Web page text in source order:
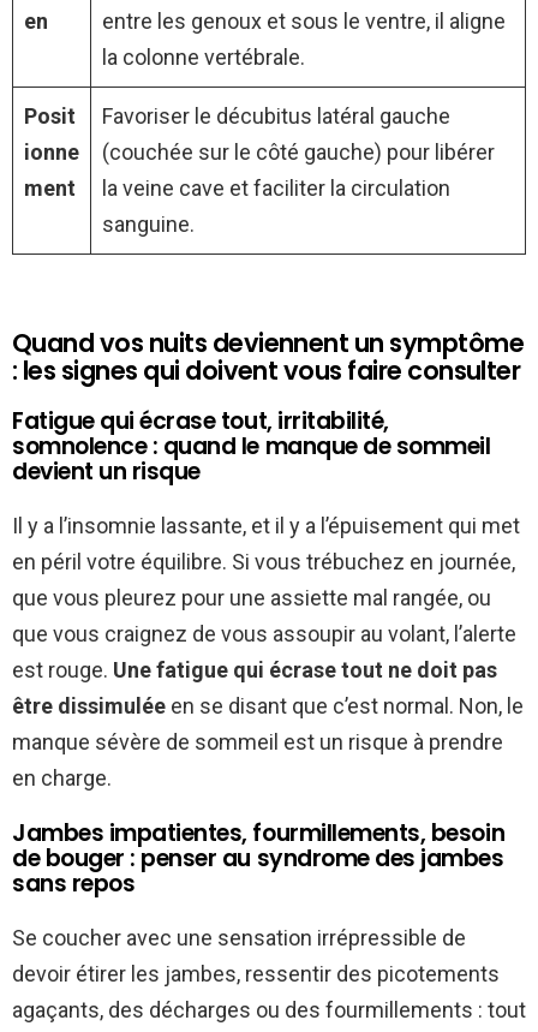
en
entre les genoux et sous le ventre, il aligne
la colonne vertébrale.
Posit
ionne
ment
Favoriser le décubitus latéral gauche
(couchée sur le côté gauche) pour libérer
la veine cave et faciliter la circulation
sanguine.
Quand vos nuits deviennent un symptôme
: les signes qui doivent vous faire consulter
Fatigue qui écrase tout, irritabilité,
somnolence : quand le manque de sommeil
devient un risque
Il y a l’insomnie lassante, et il y a l’épuisement qui met
en péril votre équilibre. Si vous trébuchez en journée,
que vous pleurez pour une assiette mal rangée, ou
que vous craignez de vous assoupir au volant, l’alerte
est rouge. Une fatigue qui écrase tout ne doit pas
être dissimulée en se disant que c’est normal. Non, le
manque sévère de sommeil est un risque à prendre
en charge.
Jambes impatientes, fourmillements, besoin
de bouger : penser au syndrome des jambes
sans repos
Se coucher avec une sensation irrépressible de
devoir étirer les jambes, ressentir des picotements
agaçants, des décharges ou des fourmillements : tout